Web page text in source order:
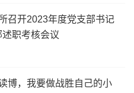
召开2023年度党支部书记
述职考核会议
博，我要做战胜自己的小